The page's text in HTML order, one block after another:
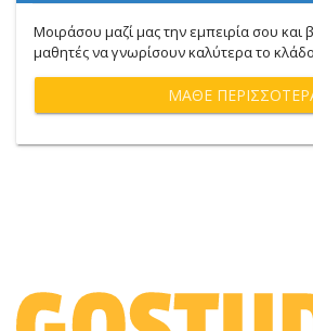
Μοιράσου μαζί μας την εμπειρία σου και
μαθητές να γνωρίσουν καλύτερα το
ΜΆΘΕ